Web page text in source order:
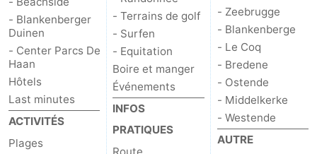
- Blankenberger
Duinen
- Center Parcs De
Haan
Hôtels
Last minutes
ACTIVITÉS
Plages
- Terrains de golf
- Surfen
- Equitation
Boire et manger
Événements
INFOS
PRATIQUES
- Zeebrugge
- Blankenberge
- Le Coq
- Bredene
- Ostende
- Middelkerke
- Westende
AUTRE